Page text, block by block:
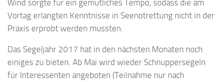
Wind sorgte für ein gemütliches Tempo, sodass die am
Vortag erlangten Kenntnisse in Seenotrettung nicht in der
Praxis erprobt werden mussten.
Das Segeljahr 2017 hat in den nächsten Monaten noch
einiges zu bieten. Ab Mai wird wieder Schnuppersegeln
für Interessenten angeboten (Teilnahme nur nach